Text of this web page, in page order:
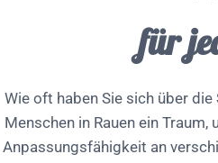
für
Wie oft haben Sie sich über
Menschen in Rauen ein
Anpassungsfähigkeit an